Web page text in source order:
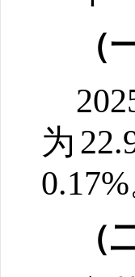
（
为 22.
0.17%
（